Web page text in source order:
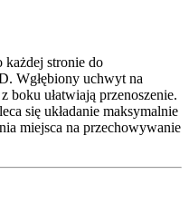
każdej stronie do
Wgłębiony uchwyt na
boku ułatwiają przenoszenie.
się układanie maksymalnie
miejsca na przechowywanie